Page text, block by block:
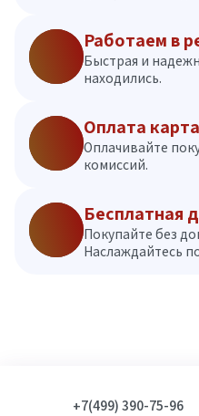
Работаем в
Быстрая и
находились.
Оплата
Оплачивайте
комиссий.
Бесплатная
Покупайте без
Наслаждайтесь
+7(499) 390-75-96